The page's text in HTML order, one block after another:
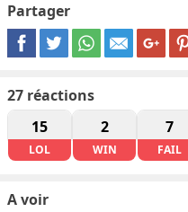
Partager
27 réactions
15
LOL
2
WIN
7
FAIL
A voir